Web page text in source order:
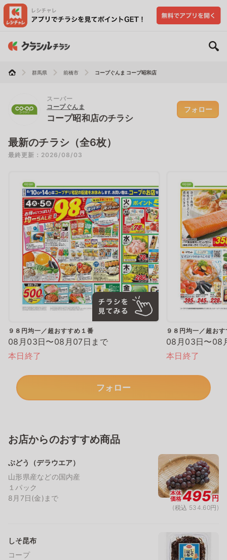
群馬県 前橋市 コープぐんま コープ昭和店
スーパー
コープぐんま
コープ昭和店のチラシ
フォロー
最新のチラシ（全6枚）
最終更新：2026/08/03
９８円均一／超おすすめ１番
08月03日〜08月07日まで
本日終了
９８円均一／超お
08月03日〜08
本日終了
フォロー
お店からのおすすめ商品
ぶどう（デラウエア）
山形県産などの国内産
１パック
8月7日(金)まで
本体
価格495円
(税込 534.60円)
しそ昆布
コープ